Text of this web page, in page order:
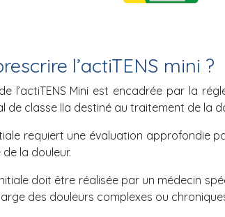
l’actiTENS mini ?
l’actiTENS Mini est encadrée par la
de classe IIa destiné au traitement de la
requiert une évaluation approfondie
la douleur.
doit être réalisée par un médecin
des douleurs complexes ou